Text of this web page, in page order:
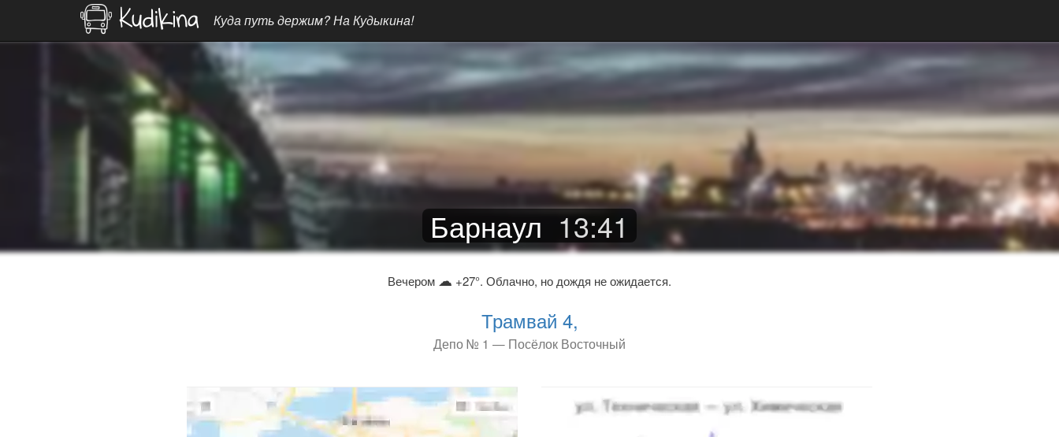
Куда путь держим? На Кудыкина!
Барнаул 13:41
Вечером ☁ +27°. Облачно, но дождя не ожидается.
Трамвай 4,
Депо № 1 — Посёлок Восточный